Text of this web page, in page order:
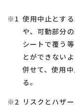
使用中止とす
や、可動部分
シートで覆う
とができない
併せて、使用
る。
リスクとハザ